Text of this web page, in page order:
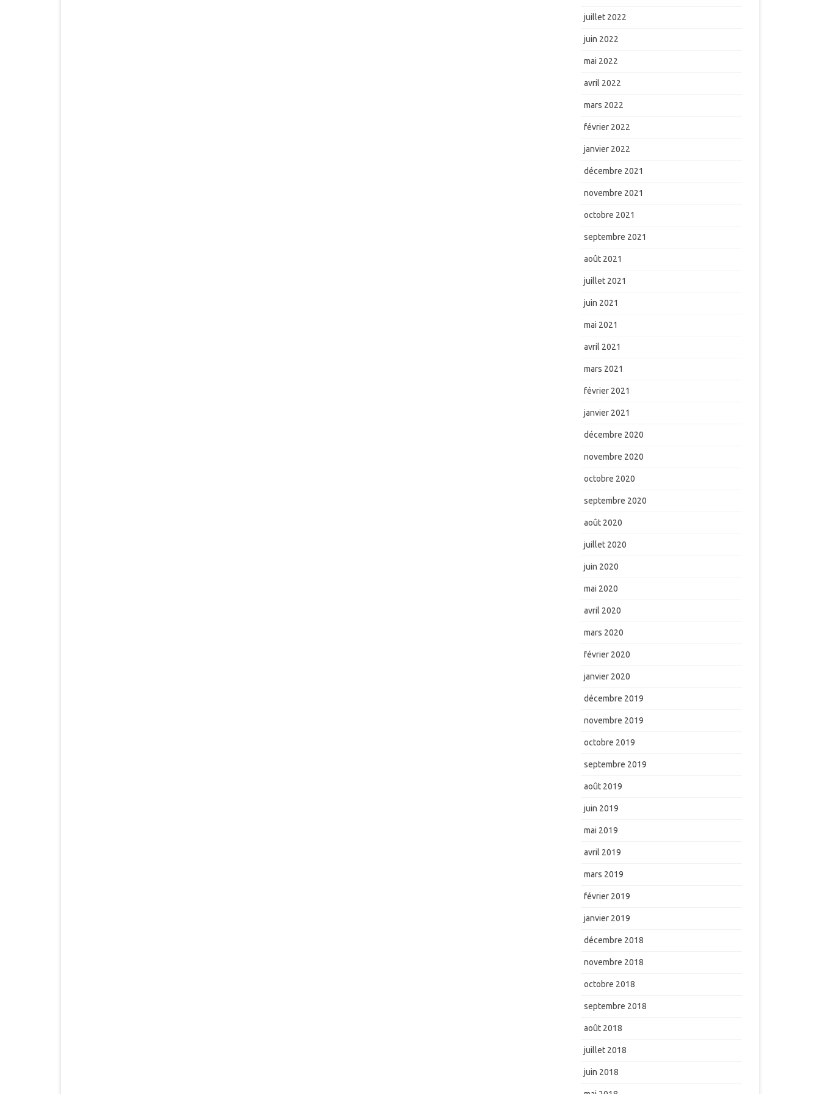
juillet 2022
juin 2022
mai 2022
avril 2022
mars 2022
février 2022
janvier 2022
décembre 2021
novembre 2021
octobre 2021
septembre 2021
août 2021
juillet 2021
juin 2021
mai 2021
avril 2021
mars 2021
février 2021
janvier 2021
décembre 2020
novembre 2020
octobre 2020
septembre 2020
août 2020
juillet 2020
juin 2020
mai 2020
avril 2020
mars 2020
février 2020
janvier 2020
décembre 2019
novembre 2019
octobre 2019
septembre 2019
août 2019
juin 2019
mai 2019
avril 2019
mars 2019
février 2019
janvier 2019
décembre 2018
novembre 2018
octobre 2018
septembre 2018
août 2018
juillet 2018
juin 2018